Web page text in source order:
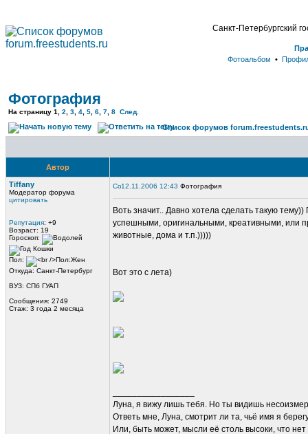
Санкт-Петербургский
Фотоальбом •
Фотография
На страницу 1 2 3 4 5 6 7 8 След.
Список форумов
Автор
Tiffany
Модератор форума
цитировать
Репутация: +9
Возраст: 19
Гороскоп:
Пол:
Откуда: Санкт-Петербург
ВУЗ: СПб ГУАП
Сообщения: 2749
Стаж: 3 года 2 месяца
12.11.2006 12:43 Фотография
Воть значит.. Давно хотела сделать такую
успешными, оригинальными, креативными, или
животные, дома и т.п.)))))
Вот это с лета)
Луна, я вижу лишь тебя. Но ты видишь
Ответь мне, Луна, смотрит ли та, чьё имя я
Или, быть может, мысли её столь высоки, что